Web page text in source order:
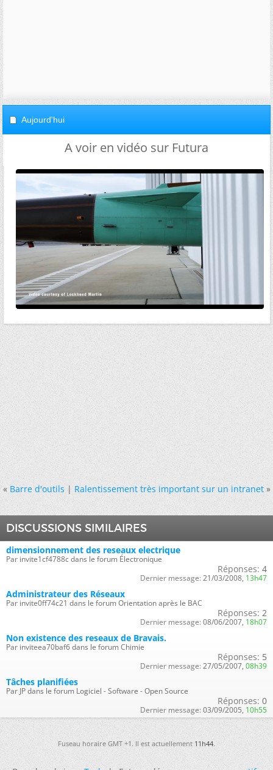
Aujourd'hui
A voir en vidéo sur Futura
« Barre d'outils|Ralentissement très important sur un intranet »
DISCUSSIONS SIMILAIRES
dimensionnement des reseaux electrique
Par invite1cf4788c dans le forum Électronique
Réponses: 4
Dernier message: 21/03/2008, 13h47
Administrateur des Réseaux
Par invite0ff74c21 dans le forum Orientation après le BAC
Réponses: 2
Dernier message: 08/06/2007, 18h07
Non existence des reseaux de Bravais.
Par inviteea70baf6 dans le forum Chimie
Réponses: 5
Dernier message: 27/05/2007, 08h39
Tâches planifiées
Par JP dans le forum Logiciel - Software - Open Source
Réponses: 0
Dernier message: 03/09/2005, 10h55
Fuseau horaire GMT +1. Il est actuellement 11h44.